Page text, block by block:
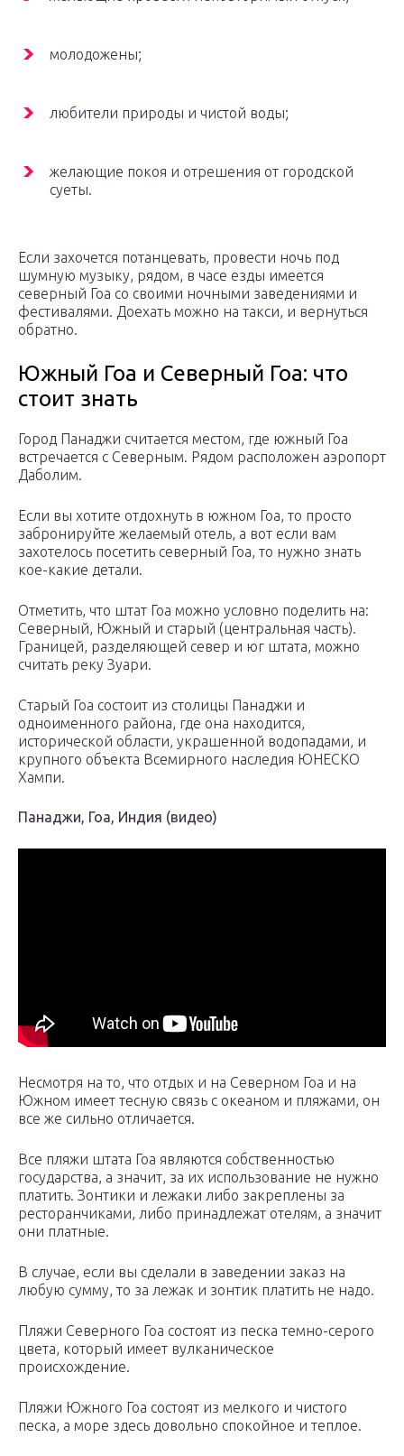
молодожены;
любители природы и чистой воды;
желающие покоя и отрешения от городской
суеты.
Если захочется потанцевать, провести ночь под
шумную музыку, рядом, в часе езды имеется
северный Гоа со своими ночными заведениями и
фестивалями. Доехать можно на такси, и вернуться
обратно.
Южный Гоа и Северный Гоа: что
стоит знать
Город Панаджи считается местом, где южный Гоа
встречается с Северным. Рядом расположен аэропорт
Даболим.
Если вы хотите отдохнуть в южном Гоа, то просто
забронируйте желаемый отель, а вот если вам
захотелось посетить северный Гоа, то нужно знать
кое-какие детали.
Отметить, что штат Гоа можно условно поделить на:
Северный, Южный и старый (центральная часть).
Границей, разделяющей север и юг штата, можно
считать реку Зуари.
Старый Гоа состоит из столицы Панаджи и
одноименного района, где она находится,
исторической области, украшенной водопадами, и
крупного объекта Всемирного наследия ЮНЕСКО
Хампи.
Панаджи, Гоа, Индия (видео)
Несмотря на то, что отдых и на Северном Гоа и на
Южном имеет тесную связь с океаном и пляжами, он
все же сильно отличается.
Все пляжи штата Гоа являются собственностью
государства, а значит, за их использование не нужно
платить. Зонтики и лежаки либо закреплены за
ресторанчиками, либо принадлежат отелям, а значит
они платные.
В случае, если вы сделали в заведении заказ на
любую сумму, то за лежак и зонтик платить не надо.
Пляжи Северного Гоа состоят из песка темно-серого
цвета, который имеет вулканическое
происхождение.
Пляжи Южного Гоа состоят из мелкого и чистого
песка, а море здесь довольно спокойное и теплое.